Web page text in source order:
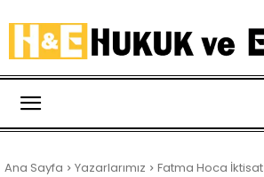
Ana Sayfa Yazarlarımız Fatma Hoca İktisat